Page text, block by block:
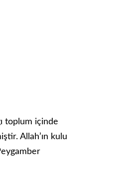
toplum içinde
Allah’ın kulu